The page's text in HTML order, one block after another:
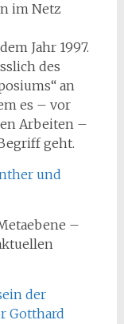
im Netz
Jahr 1997.
des
an
es – vor
Arbeiten –
geht.
und
–
der
Gotthard